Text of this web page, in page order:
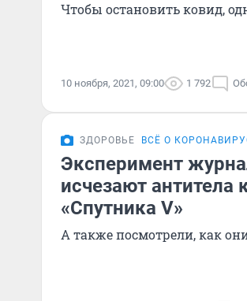
Чтобы остановить ковид,
10 ноября, 2021, 09:00 1 792
ЗДОРОВЬЕ ВСЁ О
Эксперимент
исчезают антитела
«Спутника V»
А также посмотрели, как